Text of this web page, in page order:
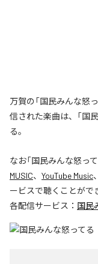
万賀の「国民みんな怒
信された楽曲は、「国
る。
なお「国民みんな怒っ
MUSIC、 YouTube Music、
ービスで聴くことがで
各配信サービス： 国民